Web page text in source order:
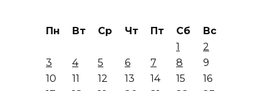
Пн Вт Ср Чт Пт Сб
Вс
1
2
3
4 5 6 7 8
9
10
11 12 13 14 15
16